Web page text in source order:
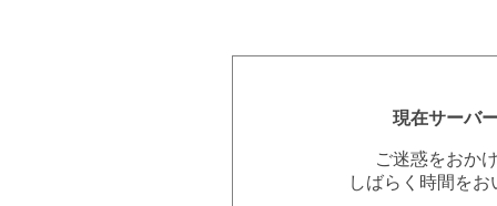
現在サーバ
ご迷惑をおか
しばらく時間を